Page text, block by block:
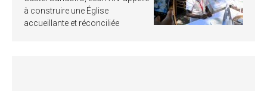
à construire une Église
accueillante et réconciliée